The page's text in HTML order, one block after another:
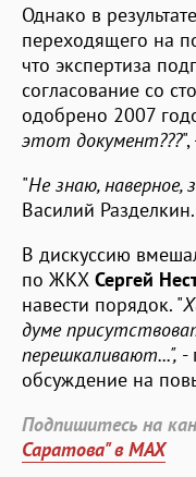
Однако в
переходящего на
что экспертиза
согласование со
одобрено 2007
этот документ???
"Не знаю, наверное,
Василий Разделкин.
В дискуссию
по ЖКХ Сергей
навести порядок. "
думе
перешкаливают...", -
обсуждение на
Подпишитесь на
Саратова" в MAX